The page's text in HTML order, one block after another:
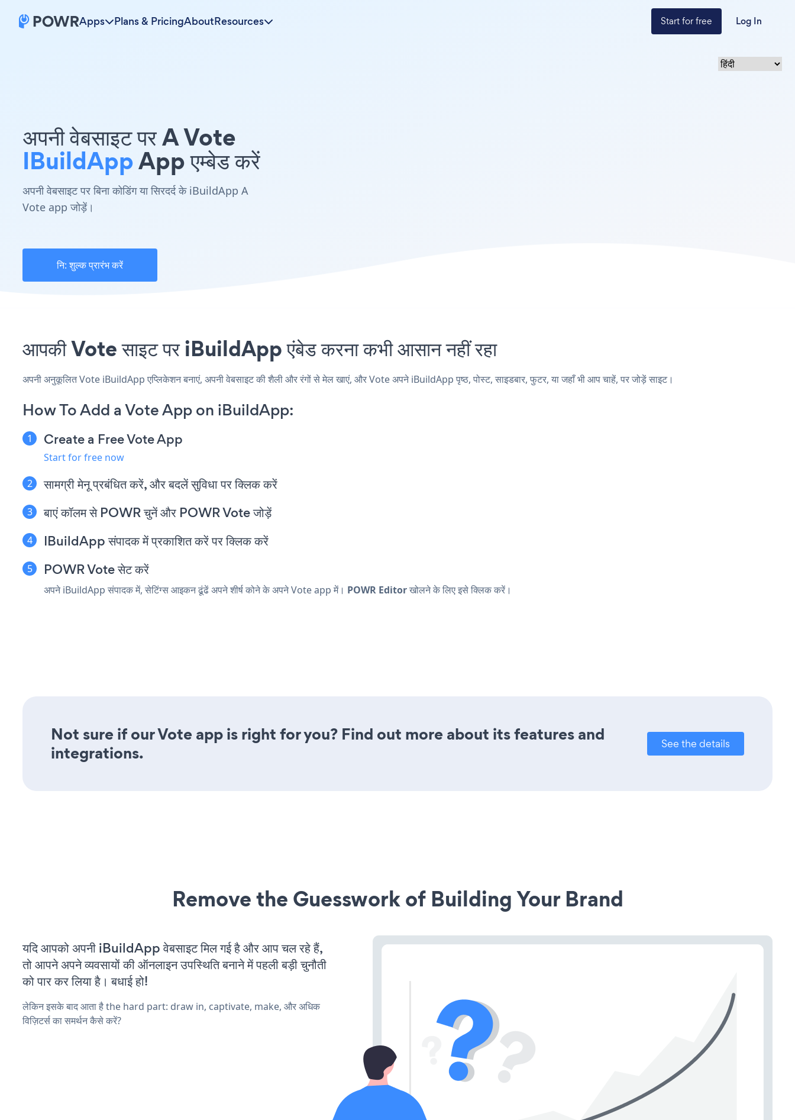
Apps Plans & PricingAboutResources Start for free Log In
अपनी वेबसाइट पर A Vote
IBuildAppApp एम्बेड करें
अपनी वेबसाइट पर बिना कोडिंग या सिरदर्द के iBuildApp A
Vote app जोड़ें।
नि: शुल्क प्रारंभ करें
आपकी Vote साइट पर iBuildApp एंबेड करना कभी आसान नहीं रहा
अपनी अनुकूलित Vote iBuildApp एप्लिकेशन बनाएं, अपनी वेबसाइट की शैली और रंगों से मेल खाएं, और Vote अपने iBuildApp पृष्ठ, पोस्ट, साइडबार, फुटर, या जहाँ भी आप चाहें, पर जोड़ें साइट।
How To Add a Vote App on iBuildApp:
Create a Free Vote App
Start for free now
सामग्री मेनू प्रबंधित करें, और बदलें सुविधा पर क्लिक करें
बाएं कॉलम से POWR चुनें और POWR Vote जोड़ें
IBuildApp संपादक में प्रकाशित करें पर क्लिक करें
POWR Vote सेट करें
अपने iBuildApp संपादक में, सेटिंग्स आइकन ढूंढेंअपने शीर्ष कोने के अपने Vote app में। POWR Editorखोलने के लिए इसे क्लिक करें।
Not sure if our Vote app is right for you? Find out more about its features and
integrations.
See the details
Remove the Guesswork of Building Your Brand
यदि आपको अपनी iBuildApp वेबसाइट मिल गई है और आप चल रहे हैं,
तो आपने अपने व्यवसायों की ऑनलाइन उपस्थिति बनाने में पहली बड़ी चुनौती
को पार कर लिया है। बधाई हो!
लेकिन इसके बाद आता है the hard part: draw in, captivate, make, और अधिक
विज़िटर्स का समर्थन कैसे करें?